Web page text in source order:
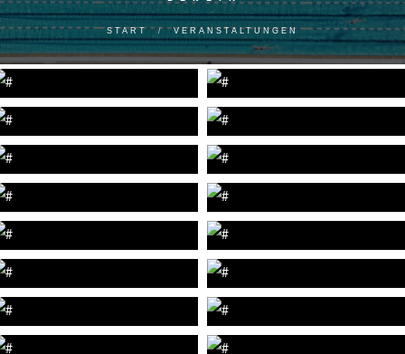
START VERANSTALTUNGEN